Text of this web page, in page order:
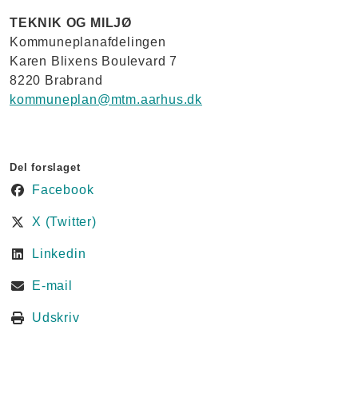
TEKNIK OG MILJØ
Kommuneplanafdelingen
Karen Blixens Boulevard 7
8220 Brabrand
kommuneplan@mtm.aarhus.dk
Del forslaget
Facebook
X (Twitter)
Linkedin
E-mail
Udskriv